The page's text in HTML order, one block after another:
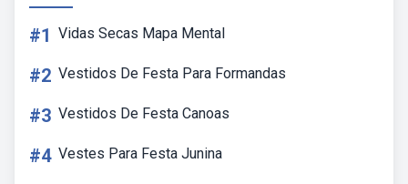
#1 Vidas Secas Mapa Mental
#2 Vestidos De Festa Para Formandas
#3 Vestidos De Festa Canoas
#4 Vestes Para Festa Junina